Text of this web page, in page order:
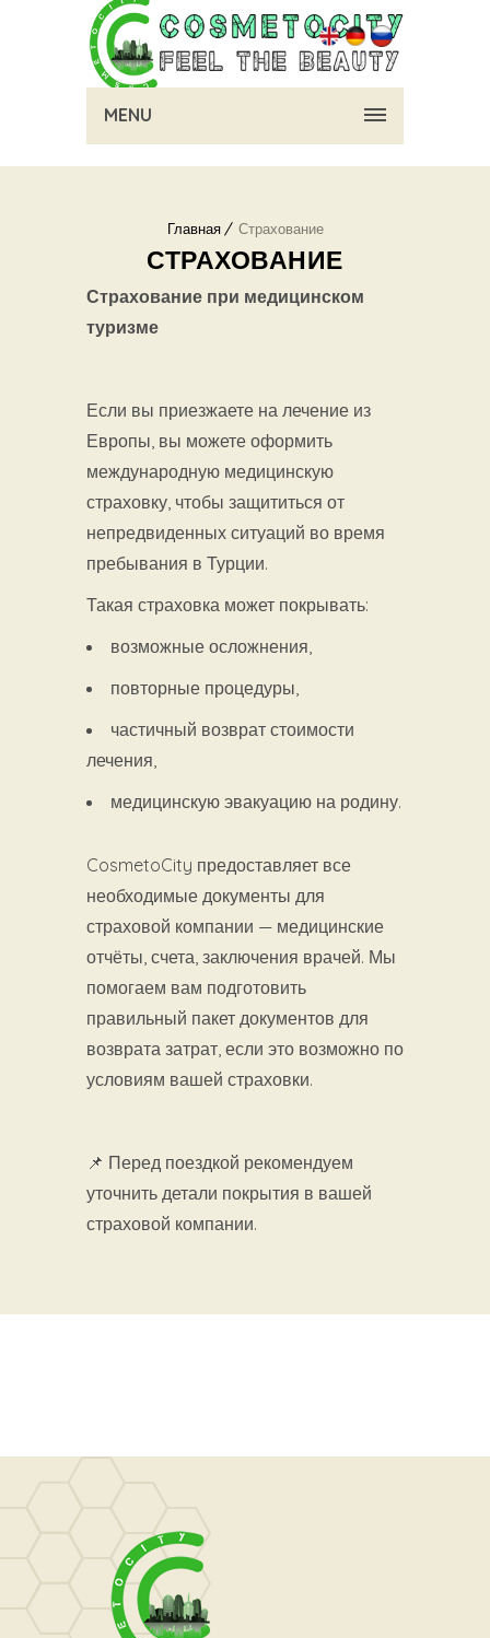
MENU
Главная Страхование
СТРАХОВАНИЕ
Страхование при медицинском
туризме
Если вы приезжаете на лечение из
Европы, вы можете оформить
международную медицинскую
страховку, чтобы защититься от
непредвиденных ситуаций во время
пребывания в Турции.
Такая страховка может покрывать:
возможные осложнения,
повторные процедуры,
частичный возврат стоимости
лечения,
медицинскую эвакуацию на родину.
CosmetoCity предоставляет все
необходимые документы для
страховой компании — медицинские
отчёты, счета, заключения врачей. Мы
помогаем вам подготовить
правильный пакет документов для
возврата затрат, если это возможно по
условиям вашей страховки.
📌 Перед поездкой рекомендуем
уточнить детали покрытия в вашей
страховой компании.